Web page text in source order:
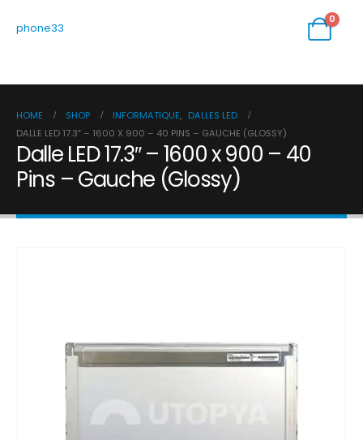
phone33
0
HOME SHOP INFORMATIQUE, DALLES LED
DALLE LED 17.3″ – 1600 X 900 – 40 PINS – GAUCHE (GLOSSY)
Dalle LED 17.3″ – 1600 x 900 – 40
Pins – Gauche (Glossy)